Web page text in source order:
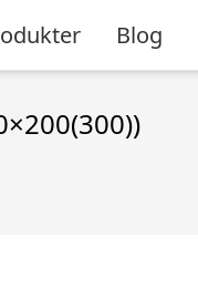
Blog